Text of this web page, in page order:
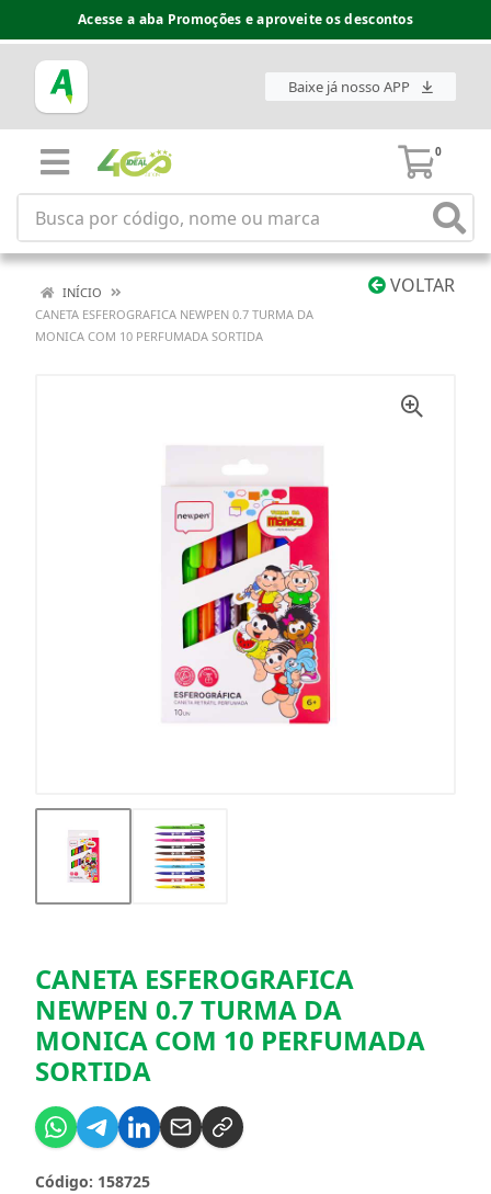
Acesse a aba Promoções e aproveite os descontos
Baixe já nosso APP
0
VOLTAR
INÍCIO
CANETA ESFEROGRAFICA NEWPEN 0.7 TURMA DA
MONICA COM 10 PERFUMADA SORTIDA
CANETA ESFEROGRAFICA
NEWPEN 0.7 TURMA DA
MONICA COM 10 PERFUMADA
SORTIDA
Código: 158725